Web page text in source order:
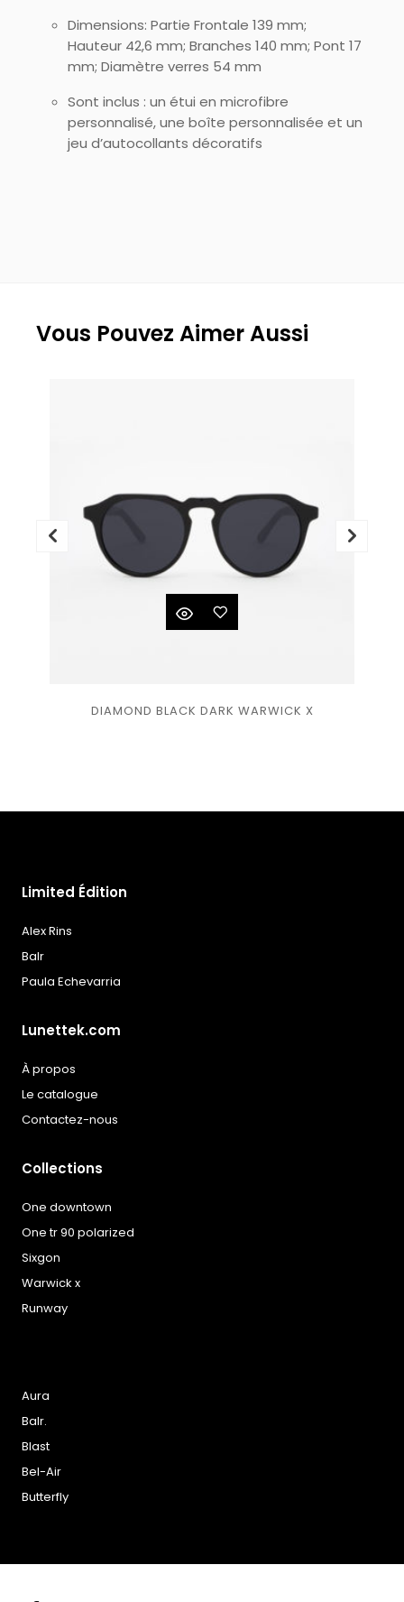
Dimensions: Partie Frontale 139 mm;
Hauteur 42,6 mm; Branches 140 mm; Pont 17
mm; Diamètre verres 54 mm
Sont inclus : un étui en microfibre
personnalisé, une boîte personnalisée et un
jeu d’autocollants décoratifs
Vous Pouvez Aimer Aussi
DIAMOND BLACK DARK WARWICK X
à la
Limited Édition
Alex Rins
Balr
Paula Echevarria
Lunettek.com
À propos
Le catalogue
Contactez-nous
Collections
One downtown
One tr 90 polarized
Sixgon
Warwick x
Runway
Aura
Balr.
Blast
Bel-Air
Butterfly